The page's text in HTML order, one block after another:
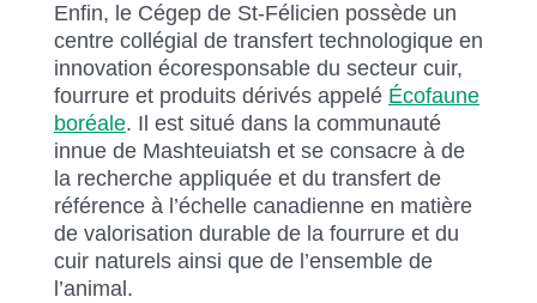
Enfin, le Cégep de St-Félicien possède un
centre collégial de transfert technologique en
innovation écoresponsable du secteur cuir,
fourrure et produits dérivés appelé Écofaune
boréale. Il est situé dans la communauté
innue de Mashteuiatsh et se consacre à de
la recherche appliquée et du transfert de
référence à l’échelle canadienne en matière
de valorisation durable de la fourrure et du
cuir naturels ainsi que de l’ensemble de
l’animal.